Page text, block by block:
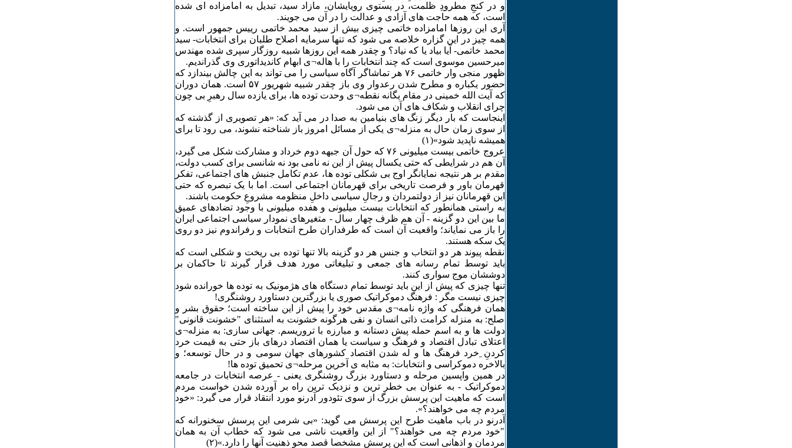
و در کنجِ مطرودِ ظلمت، در پستوی رویایشان، مازاد سید، تبدیل به امامزاده ای شده
است، که همه حاجت های آزادی و عدالت را در آن می جویند.
آری این روزها امامزاده خاتمی چیزی بیش از سید محمد خاتمی رییس جمهور است. و
همه چیز در این گزاره خلاصه می شود که تنها سرمایه اصلاح طلبان برای انتخابات- سید
محمد خاتمی- آیا بیاد یا که نیاد؟ و چقدر همه این روزها شبیه روزگار سپری شده مهندس
میرحسین موسوی است که چند انتخابات را با هاله¬ی ابهام کاندیداتوری وی گذراندیم.
ظهور منجی وار خاتمی ۷۶ هر تماشاگر آگاه سیاسی را می تواند به این چالش بیندازد که
حضور یکباره و مطرح شدن رعدوار وی باز چقدر شبیه شهریور ۵۷ است. همان دوران
که آیت الله خمینی در مقام یگانه نقطه¬ی وحدت توده ها، برای یازده سال رهبرِ بی چون
چرای انقلاب و شکاف های آن می شود.
اینجاست که بار دیگر زنگ های بنیامین به صدا در می آید که: «هر تصویری از گذشته که
از سوی زمان حال به منزله¬ی یکی از مسائل امروز باز شناخته نشوند، می رود تا برای
همیشه ناپدید شود»(۱)
عروج خاتمی بیست میلیونی ۷۶ که حول آن جبهه دوم خرداد و مشارکت شکل می گیرد،
آن هم در شرایطی که حتی یکسال پیش از این نه نامی بود نه شانسی برای کسب دولت،
مقدم بر هر نتیجه نمایانگر اوج بی شکلی توده ها، عدم تکامل جنبش های اجتماعی، تفکر
قهرمان باور و فرصت تاریخی برای قهرمانان اجتماعی است. اما با یک تبصره که حتی
این قهرمانان نیز از دولتمردان و رجالِ سیاسی داخلِ منظومه مشروعِ حکومت باشند.
به راستی همانطور که انتخابات بیست میلیونی و هفده میلیونی با وجود تضادهای عمیق
ما بین این دو گزینه - آن هم ظرف چهار سال - متغیرهای نمودار سیاسی اجتماعی ایران
را باز می نمایاند؛ واقعیت آن است که طرفداران طرح انتخابات و رفراندوم نیز دو روی
یک سکه هستند.
نقطه پیوند هر دو انتخاب و جنس هر دو گزینه بالا تنها توده بی ریخت و شکلی است که
باید توسط تمام رسانه های جمعی و تبلیغاتی مورد هدف قرار گیرند تا حاکمان بر
دوششان موج سواری کنند.
تنها چیزی که پیش از این باید توسط تمام دستگاه های هژمونیک به توده ها خورانده شود
چیزی نیست مگر : فرهنگ دموکراتیک صوری یا بزرگترین دستاورد روشنگری!
همان فرهنگی که واژه نامه¬ی مقدس خود را پیش از این ساخته است؛ حقوق بشر و
صلح: به منزله کرامت ذاتی انسان و نفی هرگونه خشونت به استثنای "خشونت قانونی"
دولت ها و به اسم حمله پیش دستانه و مبارزه با تروریسم. جهانی سازی: به منزله¬ی
اعتلای تبادل اقتصاد و فرهنگ و سیاست یا همان اقتصاد درهای باز حتی به قیمت خرد
کردنِ ِخرد فرهنگ ها و له شدن اقتصاد کشورهای جهان سومی و در حال توسعه؛ و
بالاخره دموکراسی و انتخابات: به مثابه ی آخرین مرحله¬ی تحمیق توده ها!
در همین واپسین مرحله و دستاورد بزرگ روشنگری یعنی - عرصه انتخابات در جامعه
دموکراتیک - به عنوان بی خطر ترین و نزدیک ترین راه بر آورده شدن خواست مردم
است که ماهیت این پرسش بزرگ از سوی تئودور آدرنو مورد انتقاد قرار می گیرد: «خود
مردم چه می خواهند؟».
آدرنو در باب ماهیت طرح این پرسش می گوید: «بی شرمی این پرسش سخنورانه که
"خود مردم چه می خواهند؟" از این واقعیت ناشی می شود که خطاب آن به همان
مردمان و اذهانی است که این پرسش مشخصا قصد محو ذهنیت آنها را دارد.»(۲)